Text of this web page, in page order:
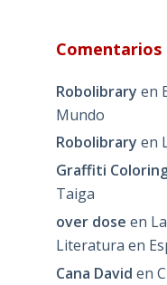
Robolibrary en
Mundo
Robolibrary en
Graffiti
Taiga
over dose en
Literatura en
Cana David en